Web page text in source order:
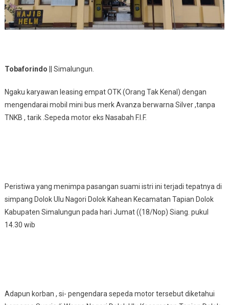
Tobaforindo || Simalungun.
Ngaku karyawan leasing empat OTK (Orang Tak Kenal) dengan
mengendarai mobil mini bus merk Avanza berwarna Silver ,tanpa
TNKB , tarik .Sepeda motor eks Nasabah F.I.F.
Peristiwa yang menimpa pasangan suami istri ini terjadi tepatnya di
simpang Dolok Ulu Nagori Dolok Kahean Kecamatan Tapian Dolok
Kabupaten Simalungun pada hari Jumat ((18/Nop) Siang. pukul
14.30 wib
Adapun korban , si- pengendara sepeda motor tersebut diketahui